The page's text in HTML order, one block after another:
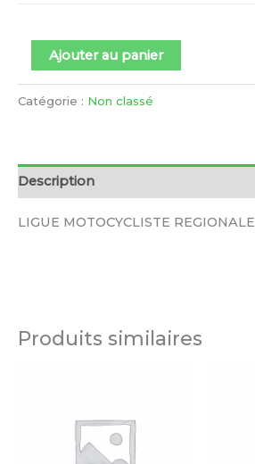
Ajouter au panier
Catégorie : Non classé
Description
LIGUE MOTOCYCLISTE
Produits similaires